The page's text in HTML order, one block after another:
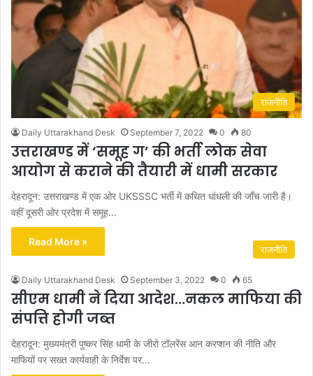
राजनीति
Daily Uttarakhand Desk September 7, 2022 0 80
उत्तराखण्ड में ‘समूह ग’ की भर्ती लोक सेवा
आयोग से कराने की तैयारी में धामी सरकार
देहरादून: उत्तराखण्ड में एक ओर UKSSSC भर्ती में कथित धांधली की जाँच जारी है।
वहीं दूसरी ओर प्रदेश में समूह…
Read More »
राजनीति
Daily Uttarakhand Desk September 3, 2022 0 65
सीएम धामी ने दिया आदेश…नकल माफिया की
संपत्ति होगी जब्त
देहरादून: मुख्यमंत्री पुष्कर सिंह धामी के जीरो टॉलरेंस आन करप्शन की नीति और
माफियों पर सख्त कार्यवाही के निर्देश पर…